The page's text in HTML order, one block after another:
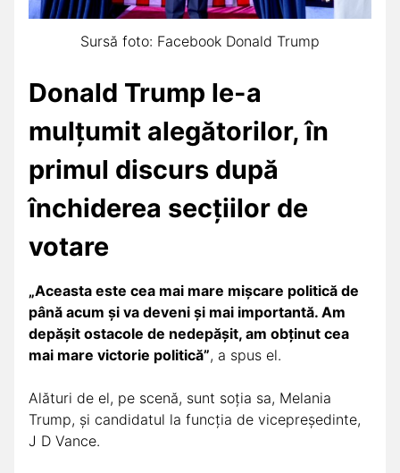
Sursă foto: Facebook Donald Trump
Donald Trump le-a
mulțumit alegătorilor, în
primul discurs după
închiderea secțiilor de
votare
„Aceasta este cea mai mare mișcare politică de
până acum și va deveni și mai importantă. Am
depășit ostacole de nedepășit, am obținut cea
mai mare victorie politică”, a spus el.
Alături de el, pe scenă, sunt soția sa, Melania
Trump, și candidatul la funcția de vicepreședinte,
J D Vance.